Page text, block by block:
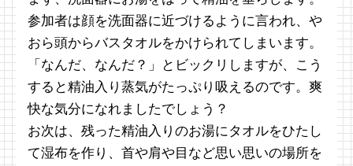
参加者は顔を洗面器に近づけるように言われ、や
おら頭からバスタオルをかけられてしまいます。
「なんだ、なんだ？」とビックリしますが、こう
すると精油入り蒸気がたっぷり吸えるのです。爽
快な気分になれましたでしょう？
お次は、残った精油入りのお湯にタオルをひたし
て湿布を作り、首や肩や目など思い思いの場所を